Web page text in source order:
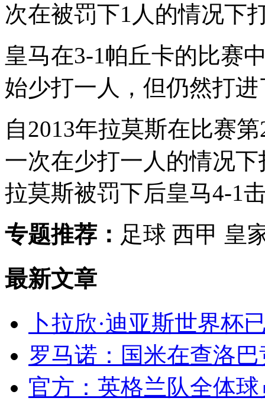
次在被罚下1人的情况下
皇马在3-1帕丘卡的比赛
始少打一人，但仍然打
自2013年拉莫斯在比赛
一次在少打一人的情况
拉莫斯被罚下后皇马4-1
专题推荐： 足球 西甲 皇
最新文章
卜拉欣·迪亚斯世界杯
罗马诺：国米在查洛
官方：英格兰队全体